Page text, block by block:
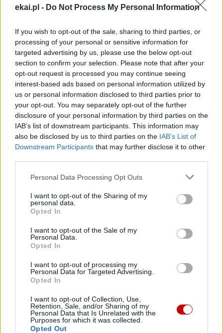
ekai.pl - Do Not Process My Personal Information
If you wish to opt-out of the sale, sharing to third parties, or
processing of your personal or sensitive information for
targeted advertising by us, please use the below opt-out
section to confirm your selection. Please note that after your
opt-out request is processed you may continue seeing
interest-based ads based on personal information utilized by
us or personal information disclosed to third parties prior to
your opt-out. You may separately opt-out of the further
disclosure of your personal information by third parties on the
IAB’s list of downstream participants. This information may
also be disclosed by us to third parties on the IAB’s List of
Downstream Participants that may further disclose it to other
Personal Data Processing Opt Outs
I want to opt-out of the Sharing of my
personal data.
Opted In
I want to opt-out of the Sale of my
Personal Data.
Opted In
I want to opt-out of processing my
Personal Data for Targeted Advertising.
Opted In
I want to opt-out of Collection, Use,
Retention, Sale, and/or Sharing of my
Personal Data that Is Unrelated with the
Purposes for which it was collected.
Opted Out
Kard. Sarah: Obrzędów nie można arbitralnie znosić